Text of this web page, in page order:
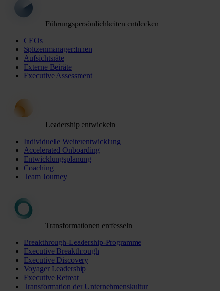
Führungspersönlichkeiten entdecken
CEOs
Spitzenmanager:innen
Aufsichtsräte
Externe Beiräte
Executive Assessment
Leadership entwickeln
Individuelle Weiterentwicklung
Accelerated Onboarding
Entwicklungsplanung
Coaching
Team Journey
Transformationen entfesseln
Breakthrough-Leadership-Programme
Executive Breakthrough
Executive Discovery
Voyager Leadership
Executive Retreat
Transformation der Unternehmenskultur